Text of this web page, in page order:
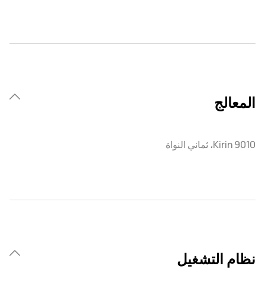
المعالج
Kirin 9010، ثماني النواة
نظام التشغيل